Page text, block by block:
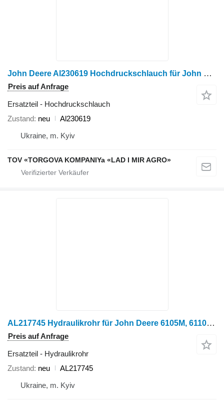
John Deere Al230619 Hochdruckschlauch für John Deere 6105M, 6110M, 6115M, 6120M, 6125M, 6130M, 6135M Traktor
Preis auf Anfrage
Ersatzteil - Hochdruckschlauch
Zustand neu
Al230619
Ukraine, m. Kyiv
TOV «TORGOVA KOMPANIYa «LAD I MIR AGRO»
AL217745 Hydraulikrohr für John Deere 6105M, 6110M Traktor
Preis auf Anfrage
Ersatzteil - Hydraulikrohr
Zustand neu
AL217745
Ukraine, m. Kyiv